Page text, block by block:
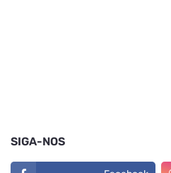
SIGA-NOS